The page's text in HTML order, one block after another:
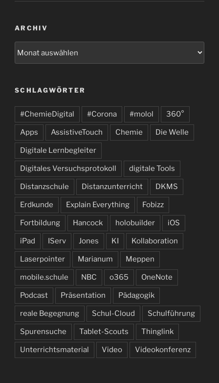
ARCHIV
SCHLAGWÖRTER
#ChemieDigital #Corona #molol 360°
Apps AssistiveTouch Chemie Die Welle
Digitale Lernbegleiter
Digitales Versuchsprotokoll digitale Tools
Distanzschule Distanzunterricht DKMS
Erdkunde Explain Everything Fobizz
Fortbildung Hancock holobuilder iOS
iPad IServ Jones KI Kollaboration
Laserpointer Marianum Meppen
mobile.schule NBC o365 OneNote
Podcast Präsentation Pädagogik
reale Begegnung Schul-Cloud Schulführung
Spurensuche Tablet-Scouts Thinglink
Unterrichtsmaterial Video Videokonferenz